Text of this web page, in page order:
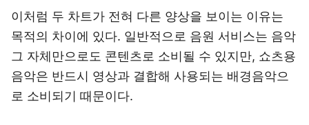
이처럼 두 차트가 전혀 다른 양상을 보이는 이유는
목적의 차이에 있다. 일반적으로 음원 서비스는 음악
그 자체만으로도 콘텐츠로 소비될 수 있지만, 쇼츠용
음악은 반드시 영상과 결합해 사용되는 배경음악으
로 소비되기 때문이다.